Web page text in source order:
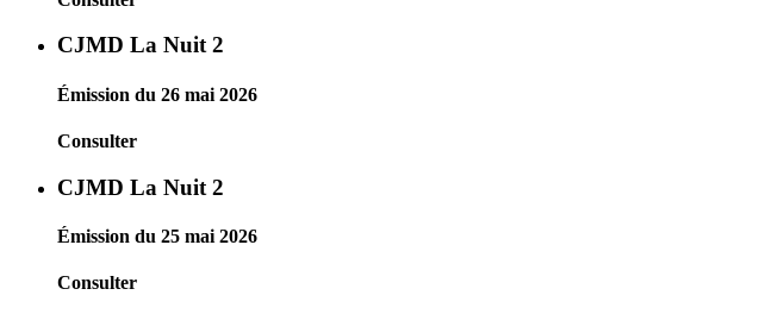
CJMD La Nuit 2
Émission du 26 mai 2026
Consulter
CJMD La Nuit 2
Émission du 25 mai 2026
Consulter